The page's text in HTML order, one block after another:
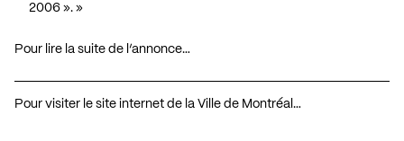
2006 ». »
Pour lire la suite de l’annonce…
Pour visiter le site internet de la Ville de Montréal…